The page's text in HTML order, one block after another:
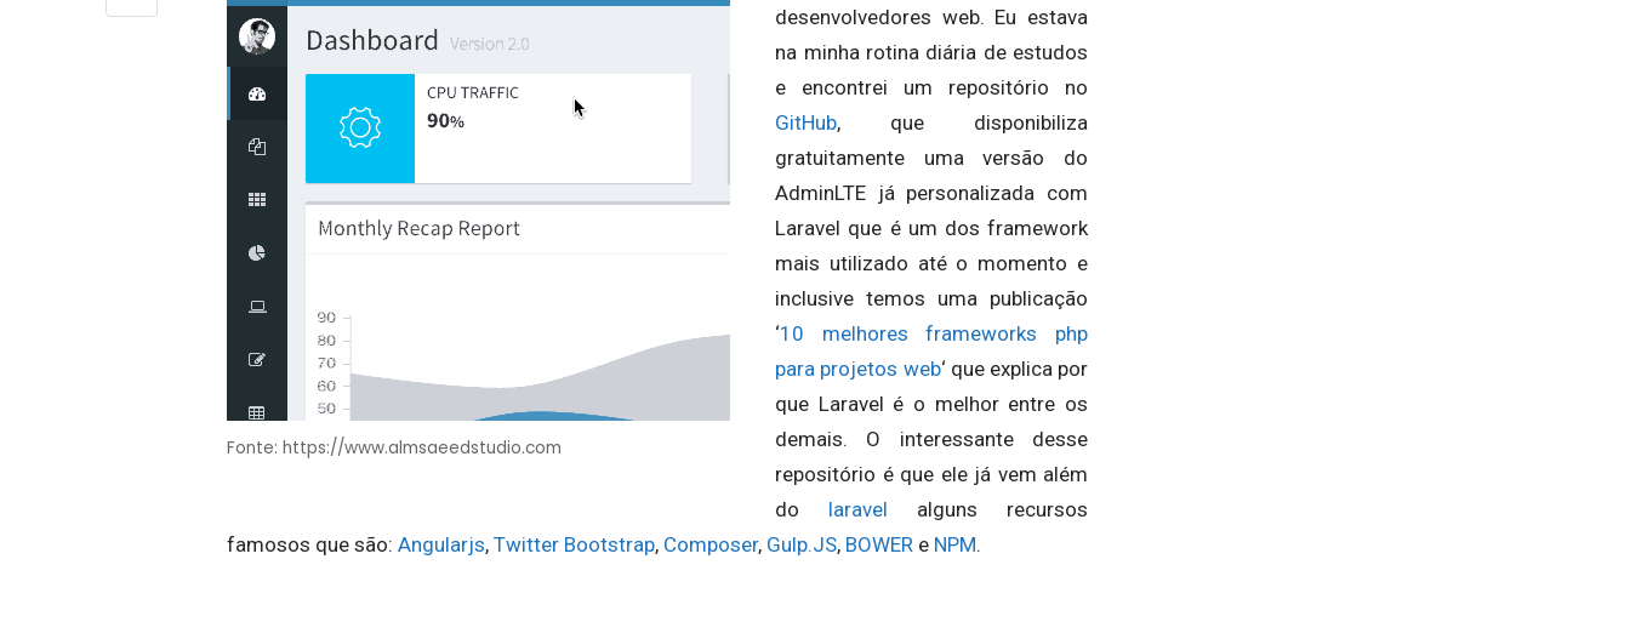
Fonte: https://www.almsaeedstudio.com
desenvolvedores web. Eu estava
na minha rotina diária de estudos
e encontrei um repositório no
GitHub, que disponibiliza
gratuitamente uma versão do
AdminLTE já personalizada com
Laravel que é um dos framework
mais utilizado até o momento e
inclusive temos uma publicação
‘10 melhores frameworks php
para projetos web‘ que explica por
que Laravel é o melhor entre os
demais. O interessante desse
repositório é que ele já vem além
do laravel alguns recursos
famosos que são: Angularjs, Twitter Bootstrap, Composer, Gulp.JS, BOWER e NPM.